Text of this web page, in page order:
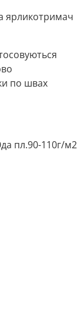
ярликотримач
по швах
пл.90-110г/м2